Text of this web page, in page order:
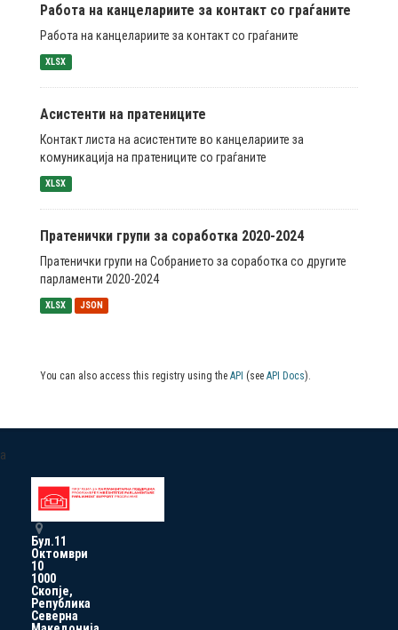
Работа на канцелариите за контакт со граѓаните
Работа на канцелариите за контакт со граѓаните
XLSX
Асистенти на пратениците
Контакт листа на асистентите во канцелариите за
комуникација на пратениците со граѓаните
XLSX
Пратенички групи за соработка 2020-2024
Пратенички групи на Собранието за соработка со другите
парламенти 2020-2024
XLSX JSON
You can also access this registry using the API (see API Docs).
a
Бул.11
Октомври
10
1000
Скопје,
Република
Северна